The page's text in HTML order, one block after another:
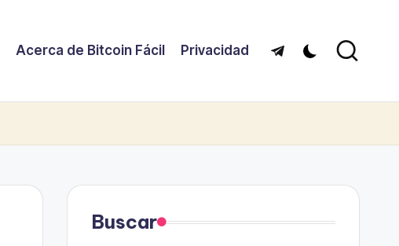
Acerca de Bitcoin Fácil Privacidad Telegram
Buscar